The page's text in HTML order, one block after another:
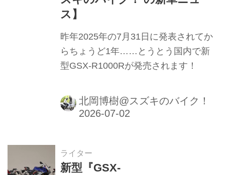
ス】
昨年2025年の7月31日に発表されてか
らちょうど1年……とうとう国内で新
型GSX-R1000Rが発売されます！
北岡博樹@スズキのバイク！
ライター
新型『GSX-